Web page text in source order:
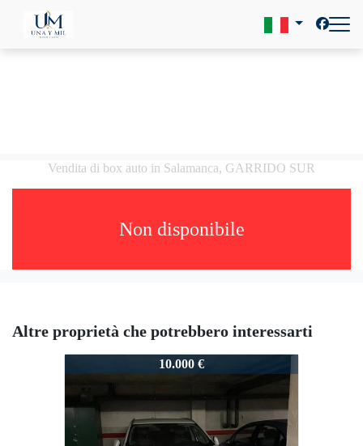
Vendita di box auto in Salamanca, GARRIDO SUR
Non disponibile
Altre proprietà che potrebbero interessarti
10.000 €